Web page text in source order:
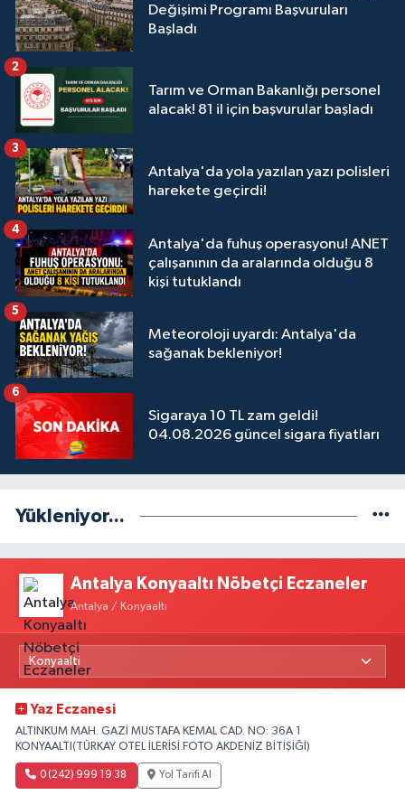
Değişimi Programı Başvuruları
Başladı
Tarım ve Orman Bakanlığı personel
alacak! 81 il için başvurular başladı
2
Antalya'da yola yazılan yazı polisleri
harekete geçirdi!
3
Antalya'da fuhuş operasyonu! ANET
çalışanının da aralarında olduğu 8
kişi tutuklandı
4
Meteoroloji uyardı: Antalya'da
sağanak bekleniyor!
5
Sigaraya 10 TL zam geldi!
04.08.2026 güncel sigara fiyatları
6
Yükleniyor...
Antalya Konyaaltı Nöbetçi Eczaneler
Antalya / Konyaaltı
Yaz Eczanesi
ALTINKUM MAH. GAZİ MUSTAFA KEMAL CAD. NO: 36A 1
KONYAALTI(TÜRKAY OTEL İLERİSİ.FOTO AKDENİZ BİTİŞİĞİ)
0 (242) 999 19 38 Yol Tarifi Al